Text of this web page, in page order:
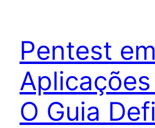
Pentest em
Aplicações
O Guia